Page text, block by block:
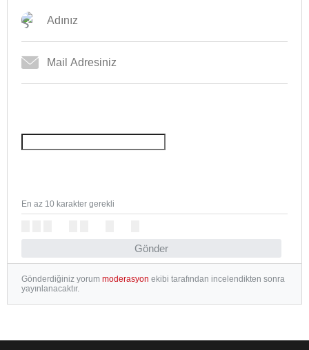
Gönder
En az 10 karakter gerekli
Gönderdiğiniz yorum moderasyon ekibi tarafından incelendikten sonra
yayınlanacaktır.